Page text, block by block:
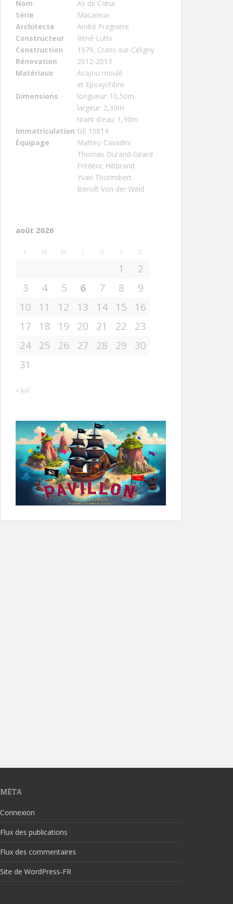
Nom
As de Cœur
Série
Macareux
Architecte
André Fragnière
Constructeur
René Luthi
Construction
1979, Crans-sur-Céligny
Rénovation
2012-2013
Matériaux
Acajou moulé
et Epoxy/Fibre
Dimensions
longueur: 10,50m
largeur: 2,30m
tirant d'eau: 1,90m
Immatriculation GE 10814
Équipage
Matteo Cavadini
Thomas Durand-Girard
Frédéric Hiltbrand
Yvan Thorimbert
Benoît Von der Weid
août 2026
L M M J V S D
1
2
3
4 5 6 7 8
9
10
11 12 13 14 15
16
17
18 19 20 21 22
23
24
25 26 27 28 29
30
31
« Juil
MÉTA
Connexion
Flux des publications
Flux des commentaires
Site de WordPress-FR